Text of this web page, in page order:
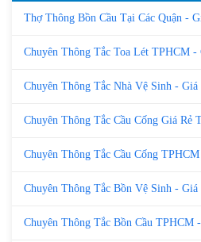
Thợ Thông Bồn Cầu Tại Các Quận -
Chuyên Thông Tắc Toa Lét TPHCM -
Chuyên Thông Tắc Nhà Vệ Sinh - Giá
Chuyên Thông Tắc Cầu Cống Giá Rẻ
Chuyên Thông Tắc Cầu Cống
Chuyên Thông Tắc Bồn Vệ Sinh - Giá
Chuyên Thông Tắc Bồn Cầu TPHCM